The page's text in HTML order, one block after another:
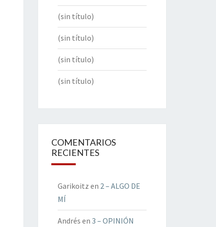
(sin título)
(sin título)
(sin título)
(sin título)
COMENTARIOS
RECIENTES
Garikoitz en 2 – ALGO DE
MÍ
Andrés en 3 – OPINIÓN